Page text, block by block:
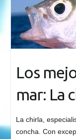
Los
mar: La
La chirla,
concha. Con